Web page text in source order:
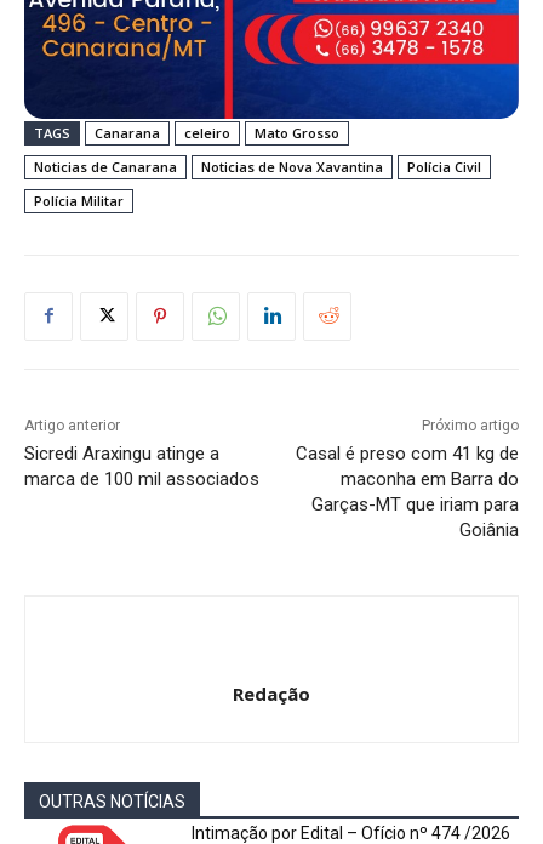
TAGS Canarana celeiro
Mato Grosso
Noticias de Canarana
Noticias de Nova Xavantina
Polícia Civil
Polícia Militar
Artigo anterior
Sicredi Araxingu atinge a
marca de 100 mil associados
Próximo artigo
Casal é preso com 41 kg de
maconha em Barra do
Garças-MT que iriam para
Goiânia
Redação
OUTRAS NOTÍCIAS
Intimação por Edital – Ofício nº 474 /2026